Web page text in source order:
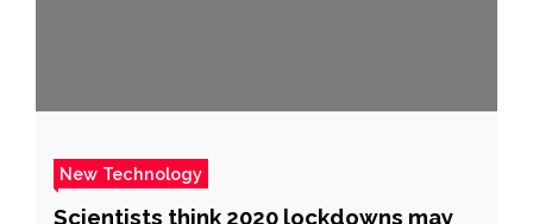
New Technology
Scientists think 2020 lockdowns may